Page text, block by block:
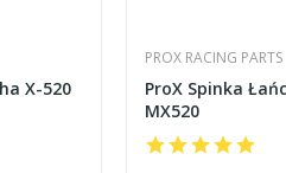
X-520
PROX RACING PARTS
ProX Spinka
MX520